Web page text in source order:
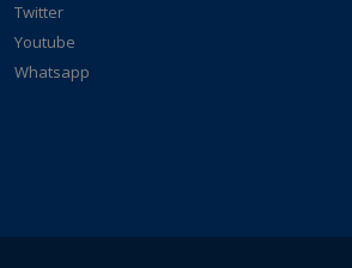
Twitter
Youtube
Whatsapp